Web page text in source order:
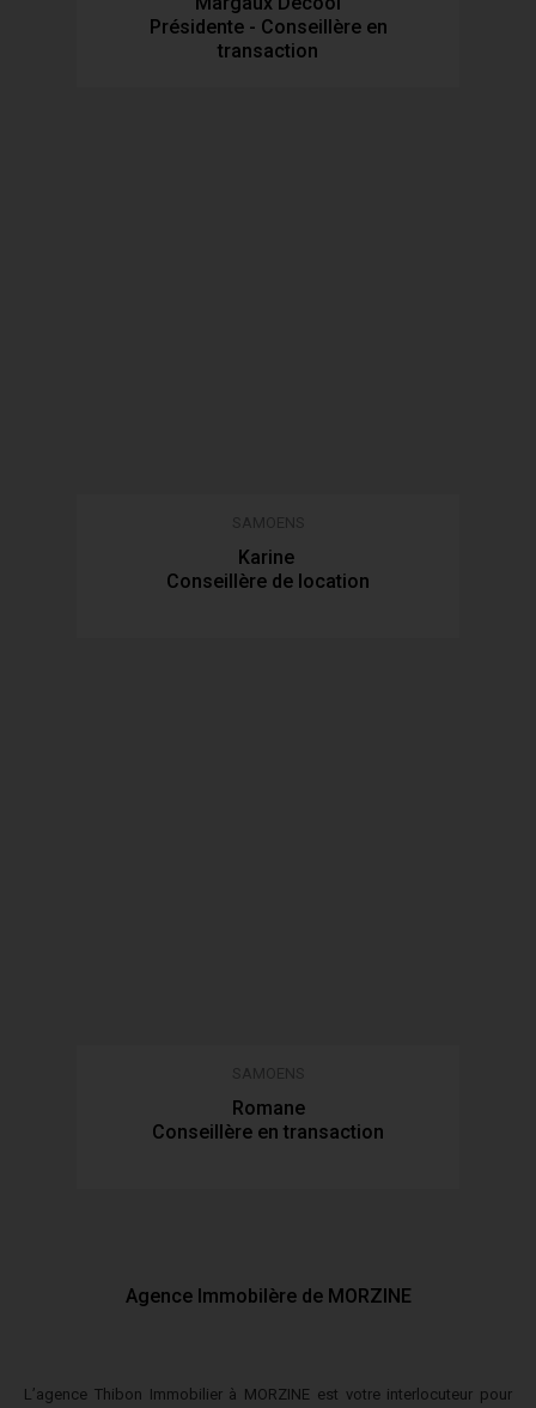
Présidente - Conseillère en
transaction
Karine
Conseillère de location
Romane
Conseillère en transaction
Agence Immobilère de MORZINE
L’agence Thibon Immobilier à MORZINE est votre interlocuteur pour